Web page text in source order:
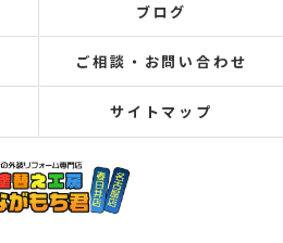
ブログ
ご相談・お問い合わせ
サイトマップ